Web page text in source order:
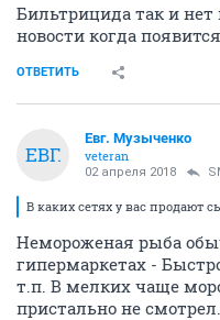
Бильтрицида так и нет
новости когда
ОТВЕТИТЬ
ЕВГ.
Евг. Музыченко
veteran
02 апреля 2018
В каких сетях у вас продают
Немороженая рыба
гипермаркетах -
т.п. В мелких чаще
пристально не смотрел.